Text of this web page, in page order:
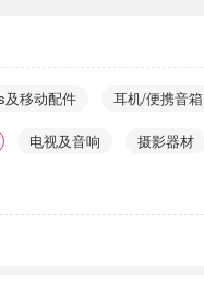
及移动配件 耳机/便携音箱
电视及音响 摄影器材